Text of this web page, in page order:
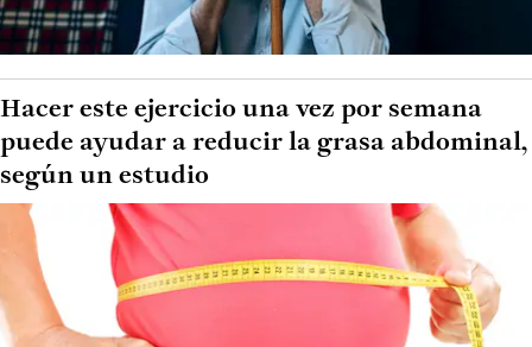
Hacer este ejercicio una vez por semana
puede ayudar a reducir la grasa abdominal,
según un estudio